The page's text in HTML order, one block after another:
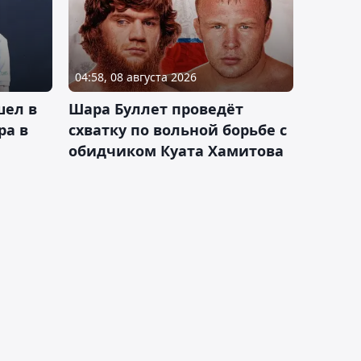
в
в
04:58, 08 августа 2026
Шара Буллет проведёт
схватку по вольной борьбе с
обидчиком Куата Хамитова